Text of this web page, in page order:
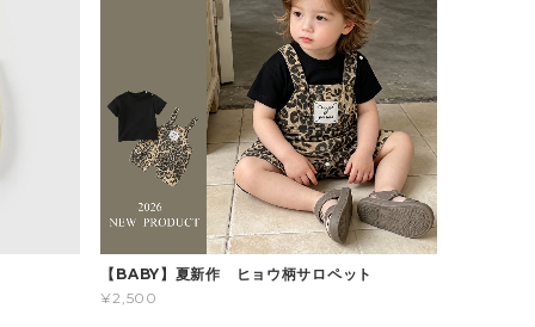
【BABY】夏新作 ヒョウ柄サロペット
¥2,500